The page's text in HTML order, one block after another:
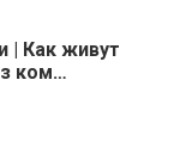
| Как живут
ком…